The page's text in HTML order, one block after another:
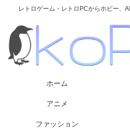
レトロゲーム・レトロPCからホビー、
ホーム
アニメ
ファッション